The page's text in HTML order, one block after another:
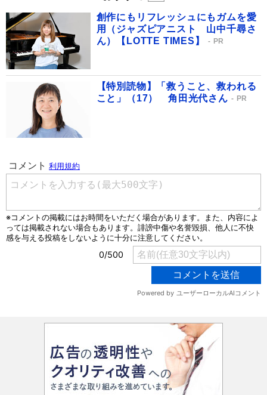
創作にもリフレッシュにもガムを愛
用（ジャズピアニスト 山中千尋さ
ん）【LOTTE TIMES】
PR
【特別読物】「救うこと、救われる
こと」（17） 角田光代さん
PR